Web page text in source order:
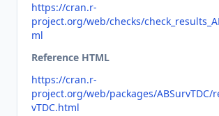
https://cran.r-
project.org/web/checks/
ml
Reference HTML
https://cran.r-
project.org/web/packages/ABSurvTDC/
vTDC.html